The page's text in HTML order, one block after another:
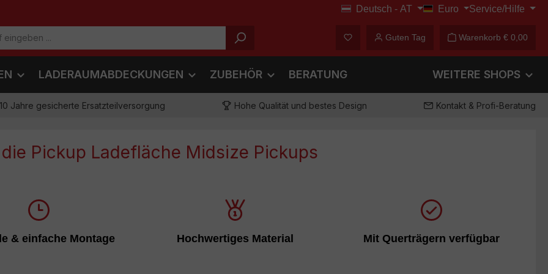
Deutsch - AT
€
Euro Service/Hilfe
Du hast 0 Produkte auf dem Merkzettel
Guten Tag Warenkorb € 0,00
LADERAUMABDECKUNGEN ZUBEHÖR BERATUNG WEITERE SHOPS
10 Jahre gesicherte Ersatzteilversorgung Hohe Qualität und bestes Design Kontakt & Profi-Beratung
Pickup Ladefläche Midsize Pickups
& einfache Montage
schnell und einfach zu
montieren
Hochwertiges Material
Dieses Produkt besteht aus
hochwertigem Aluminium!
Mit Querträgern verfügbar
Querträger benötigt? Kein Problem!